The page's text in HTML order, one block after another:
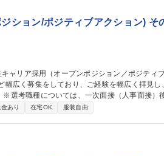
ション/ポジティブアクション) そ
幅広く募集をしており、ご経験を幅広く拝見し
※選考職種については、一次面接（人事面接）
率99.1%（2020年度実績） ■短時間勤務制度
女性キャリア採用（オープンポジショ
あり 在宅OK 服装自由